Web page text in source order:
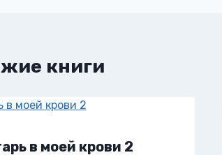
книги
в моей крови 2